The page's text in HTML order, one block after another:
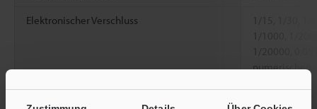
Elektronischer Verschluss
numerischen
Objektivanschluss